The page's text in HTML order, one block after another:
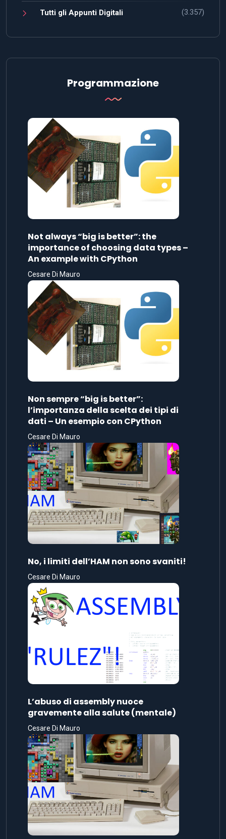
Tutti gli Appunti Digitali (3.357)
Programmazione
Not always “big is better”: the
importance of choosing data types –
An example with CPython
Cesare Di Mauro
Non sempre “big is better”:
l’importanza della scelta dei tipi di
dati – Un esempio con CPython
Cesare Di Mauro
No, i limiti dell’HAM non sono svaniti!
Cesare Di Mauro
L’abuso di assembly nuoce
gravemente alla salute (mentale)
Cesare Di Mauro